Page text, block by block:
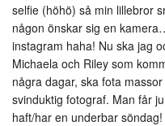
selfie (höhö) så min lillebror
någon önskar sig en
instagram haha! Nu ska jag
Michaela och Riley som
några dagar, ska fota
svinduktig fotograf. Man får
haft/har en underbar söndag!